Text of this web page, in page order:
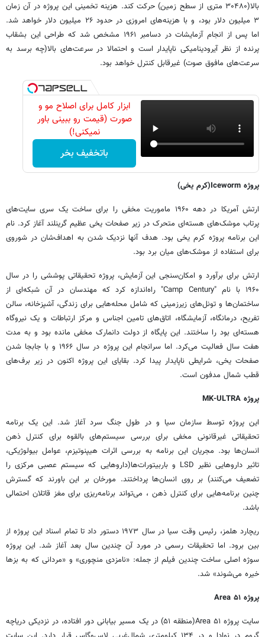
بالا(۳۰۴۸۰ متری از سطح زمین) حرکت کند. هزینه تخمینی این پروژه در آن زمان
۳ میلیون دلار بود، و با هزینه‌های امروزی در حدود ۲۶ میلیون دلار خواهد شد.
اما پس از انجام آزمایشات در دسامبر ۱۹۶۱ مشخص شد که طراحی این بشقاب
پرنده از نظر آیرودینامیکی ناپایدار است و احتمالا در سرعت‌های بالا(چه برسد به
سرعت‌های مافوق صوت) غیرقابل کنترل خواهد بود.
ابزار کامل برای اصلاح مو و
صورت (قیمت رو ببینی باور
نمیکنی!)
باتخفیف بخر
پروژه Iceworm(کرم یخی)
ارتش آمریکا در دهه ۱۹۶۰ ماموریت مخفی را برای ساخت یک سری سایت‌های
پرتاب موشک‌های هسته‌ای متحرک در زیر صفحات یخی عظیم گرینلند آغاز کرد. نام
این برنامه پروژه کرم یخی بود. هدف آنها نزدیک شدن به اهداف‌شان در شوروی
برای استفاده از موشک‌های میان برد بود.
ارتش برای برآورد و امکان‌سنجی این آزمایش، پروژه تحقیقاتی پوششی را در سال
۱۹۶۰ با نام "Camp Century" راه‌اندازه کرد که مهندسان در آن شبکه‌ای از
ساختمان‌ها و تونل‌های زیرزمینی که شامل محله‌هایی برای زندگی، آشپزخانه، سالن
تفریح، درمانگاه، آزمایشگاه، اتاق‌های تامین اجناس و مرکز ارتباطات و یک نیروگاه
هسته‌ای بود را ساختند. این پایگاه از دولت دانمارک مخفی مانده بود و به مدت
هفت سال فعالیت می‌کرد. اما سرانجام این پروژه در سال ۱۹۶۶ و با جابجا شدن
صفحات یخی، شرایطی ناپایدار پیدا کرد. بقایای این پروژه اکنون در زیر برف‌های
قطب شمال مدفون است.
پروژه MK-ULTRA
این پروژه توسط سازمان سیا و در طول جنگ سرد آغاز شد. این یک برنامه
تحقیقاتی غیرقانونی مخفی برای بررسی سیستم‌های بالقوه برای کنترل ذهن
انسان‌ها بود. مجریان این برنامه به بررسی اثرات هیپنوتیزم، عوامل بیولوژیکی،
تاثیر داروهایی نظیر LSD و باربیتورات‌ها(داروهایی که سیستم عصبی مرکزی را
تضعیف می‌کنند) بر روی انسان‌ها پرداختند. مورخان بر این باورند که گسترش
چنین برنامه‌هایی برای کنترل ذهن ، می‌تواند برنامه‌ریزی برای مغز قاتلان احتمالی
باشد.
ریچارد هلمز، رئیس وقت سیا در سال ۱۹۷۳ دستور داد تا تمام اسناد این پروژه از
بین برود. اما تحقیقات رسمی در مورد آن چندین سال بعد آغاز شد. این پروژه
سوژه اصلی ساخت چندین فیلم از جمله: «نامزدی منچوری» و «مردانی که به بزها
خیره می‌شوند» شد.
پروژه Area ۵۱
سایت پروژه Area ۵۱(منطقه ۵۱) در یک مسیر بیابانی دور افتاده، در نزدیکی دریاچه